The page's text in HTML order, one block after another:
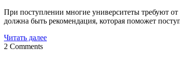
При поступлении многие университеты требуют
должна быть рекомендация, которая поможет
Читать далее
2 Comments